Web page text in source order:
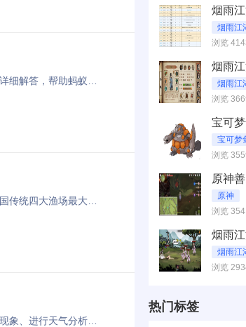
重返未
重返未
烟雨江
镇派武
烟雨江
浏览
烟雨江
烟雨江
烟雨江
浏览
宝可梦
宝可梦
宝可梦
宝可梦
浏览
原神
善见地
地下水
原神善
浏览
烟雨江
烟雨江
浏览
热门标签